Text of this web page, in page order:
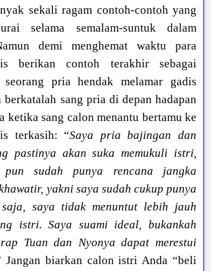
sekali ragam contoh-contoh yang
selama semalam-suntuk dalam
demi menghemat waktu para
berikan contoh terakhir sebagai
pria hendak melamar gadis
berkatalah sang pria di depan hadapan
ketika sang calon menantu bertamu ke
terkasih: “Saya pria bajingan dan
pastinya akan suka memukuli istri,
pun sudah punya rencana jangka
yakni saya sudah cukup punya
saya tidak menuntut lebih jauh
istri. Saya suami ideal, bukankah
Tuan dan Nyonya dapat merestui
Jangan biarkan calon istri Anda “beli